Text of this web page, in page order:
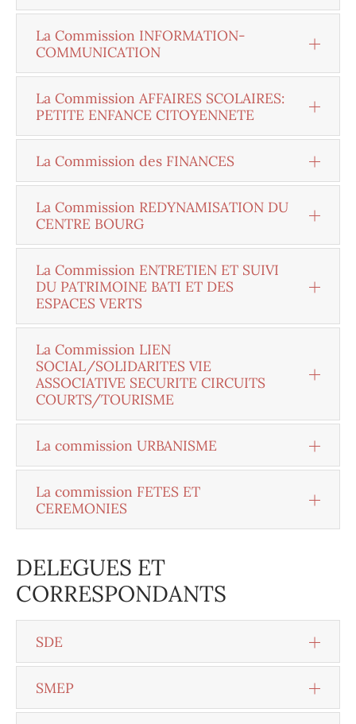
La Commission INFORMATION-
COMMUNICATION
La Commission AFFAIRES SCOLAIRES:
PETITE ENFANCE CITOYENNETE
La Commission des FINANCES
La Commission REDYNAMISATION DU
CENTRE BOURG
La Commission ENTRETIEN ET SUIVI
DU PATRIMOINE BATI ET DES
ESPACES VERTS
La Commission LIEN
SOCIAL/SOLIDARITES VIE
ASSOCIATIVE SECURITE CIRCUITS
COURTS/TOURISME
La commission URBANISME
La commission FETES ET
CEREMONIES
DELEGUES ET
CORRESPONDANTS
SDE
SMEP